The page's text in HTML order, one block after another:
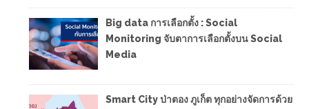
Big data การเลือกตั้ง : Social
Monitoring จับตาการเลือกตั้งบน Social
Media
Smart City ป่าตอง ภูเก็ต ทุกอย่างจัดการด้วย